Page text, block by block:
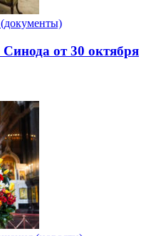
от 30 октября